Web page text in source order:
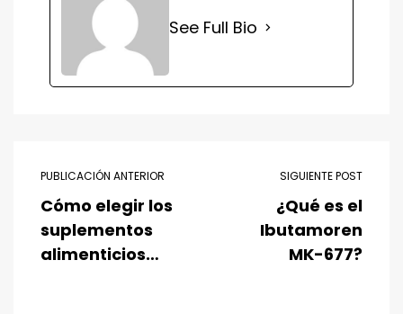
See Full Bio
PUBLICACIÓN ANTERIOR
Cómo elegir los
suplementos
alimenticios
SIGUIENTE POST
¿Qué es el
Ibutamoren
MK-677?